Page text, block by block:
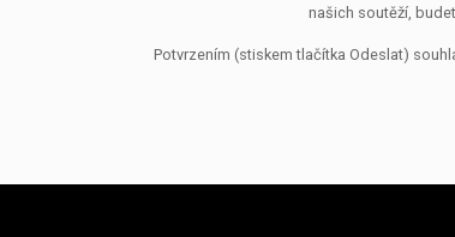
našich soutěží,
Potvrzením (stiskem tlačítka Odeslat)